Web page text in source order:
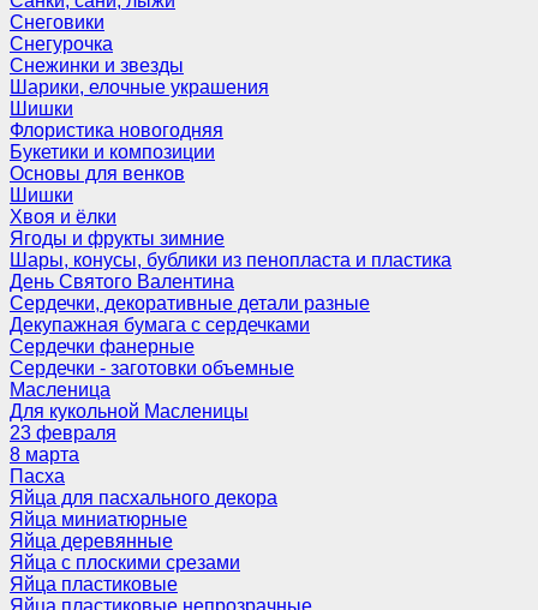
Снеговики
Снегурочка
Снежинки и звезды
Шарики, елочные украшения
Шишки
Флористика новогодняя
Букетики и композиции
Основы для венков
Шишки
Хвоя и ёлки
Ягоды и фрукты зимние
Шары, конусы, бублики из пенопласта и пластика
День Святого Валентина
Сердечки, декоративные детали разные
Декупажная бумага с сердечками
Сердечки фанерные
Сердечки - заготовки объемные
Масленица
Для кукольной Масленицы
23 февраля
8 марта
Пасха
Яйца для пасхального декора
Яйца миниатюрные
Яйца деревянные
Яйца с плоскими срезами
Яйца пластиковые
Яйца пластиковые непрозрачные